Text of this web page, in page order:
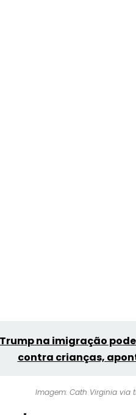
Trump na imigração
contra crianças,
Imagem: Cath Virginia via